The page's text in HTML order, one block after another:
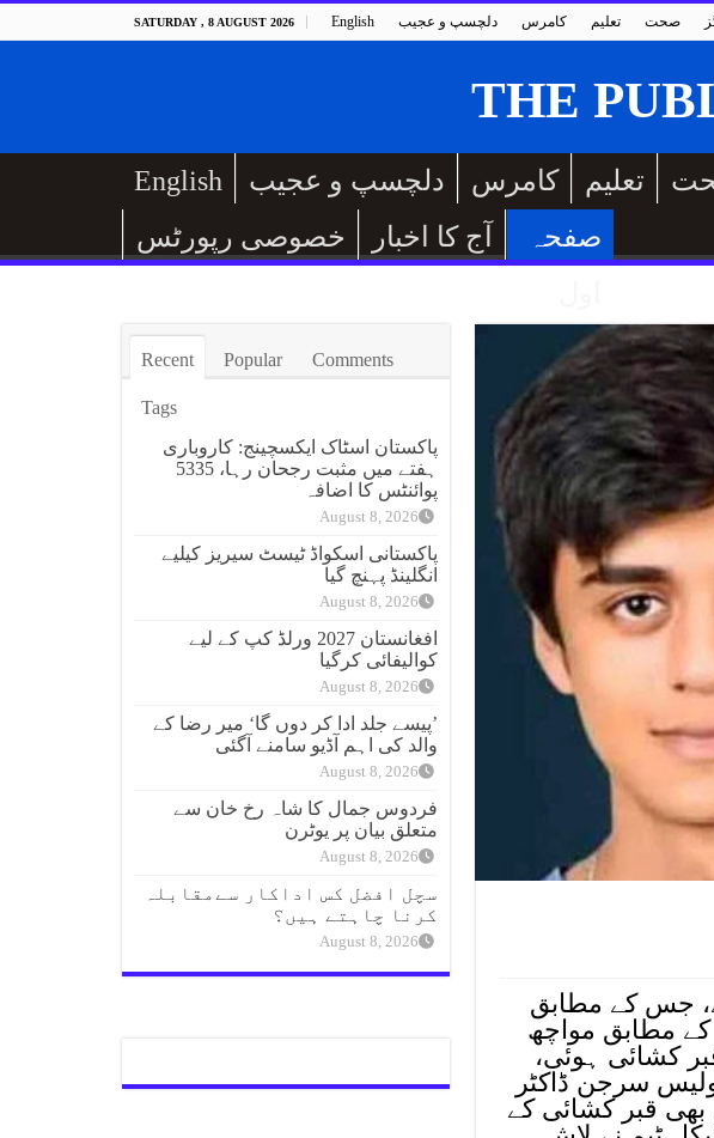
SATURDAY , 8 AUGUST 2026 English دلچسپ و عجیب کامرس تعلیم صحت
English دلچسپ و عجیب کامرس تعلیم
خصوصی رپورٹس
آج کا اخبار
صفحہ
جس کے مطابق
کے مطابق مواچھ
کشائی ہوئی،
سرجن ڈاکٹر
قبر کشائی کے
Recent Popular Comments
Tags
پاکستان اسٹاک ایکسچینج: کاروباری
ہفتے میں مثبت رجحان رہا، 5335
پوائنٹس کا اضافہ
August 8, 2026
پاکستانی اسکواڈ ٹیسٹ سیریز کیلیے
انگلینڈ پہنچ گیا
August 8, 2026
افغانستان 2027 ورلڈ کپ کے لیے
کوالیفائی کرگیا
August 8, 2026
’پیسے جلد ادا کر دوں گا‘ میر رضا کے
والد کی اہم آڈیو سامنے آگئی
August 8, 2026
فردوس جمال کا شاہ رخ خان سے
متعلق بیان پر یوٹرن
August 8, 2026
سچل افضل کس اداکار سےمقابلہ
کرنا چاہتے ہیں؟
August 8, 2026